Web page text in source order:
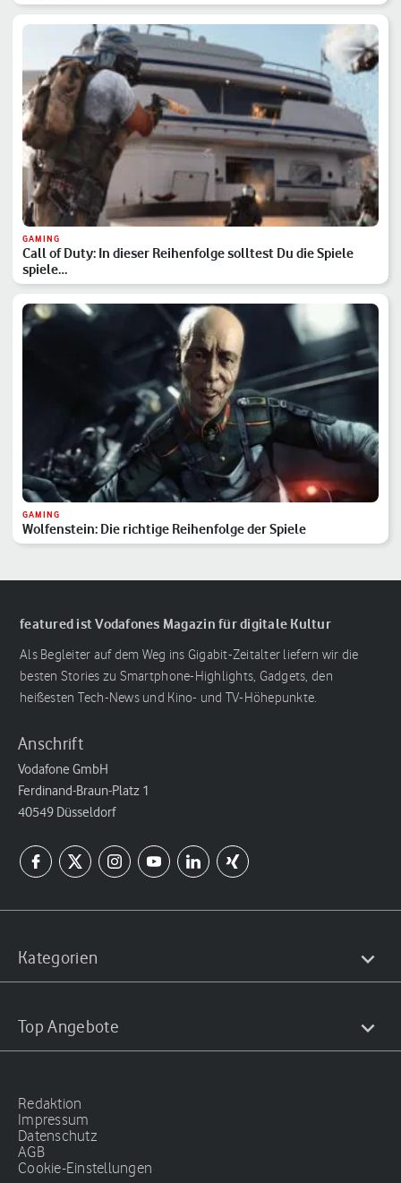
GAMING
Call of Duty: In dieser Reihenfolge solltest Du die Spiele
spiele…
GAMING
Wolfenstein: Die richtige Reihenfolge der Spiele
featured ist Vodafones Magazin für digitale Kultur
Als Begleiter auf dem Weg ins Gigabit-Zeitalter liefern wir die
besten Stories zu Smartphone-Highlights, Gadgets, den
heißesten Tech-News und Kino- und TV-Höhepunkte.
Anschrift
Vodafone GmbH
Ferdinand-Braun-Platz 1
40549 Düsseldorf
Kategorien
Top Angebote
Redaktion
Impressum
Datenschutz
AGB
Cookie-Einstellungen